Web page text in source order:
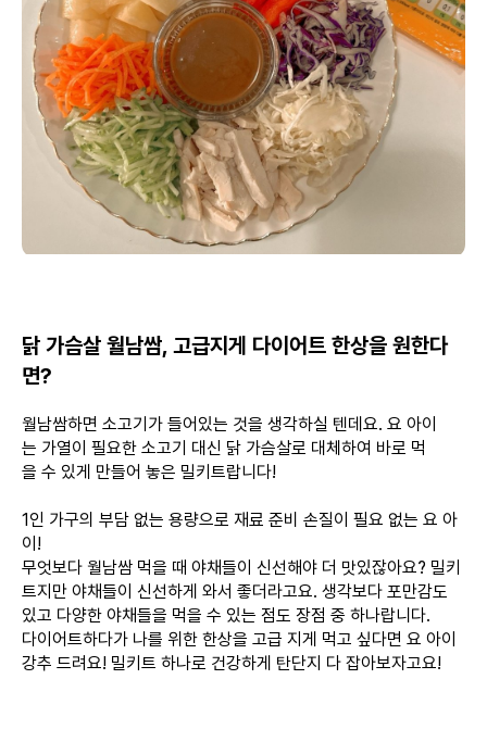
닭 가슴살 월남쌈, 고급지게 다이어트 한상을 원한다
면?
월남쌈하면 소고기가 들어있는 것을 생각하실 텐데요. 요 아이
는 가열이 필요한 소고기 대신 닭 가슴살로 대체하여 바로 먹
을 수 있게 만들어 놓은 밀키트랍니다!
1인 가구의 부담 없는 용량으로 재료 준비 손질이 필요 없는 요 아
이!
무엇보다 월남쌈 먹을 때 야채들이 신선해야 더 맛있잖아요? 밀키
트지만 야채들이 신선하게 와서 좋더라고요. 생각보다 포만감도
있고 다양한 야채들을 먹을 수 있는 점도 장점 중 하나랍니다.
다이어트하다가 나를 위한 한상을 고급 지게 먹고 싶다면 요 아이
강추 드려요! 밀키트 하나로 건강하게 탄단지 다 잡아보자고요!